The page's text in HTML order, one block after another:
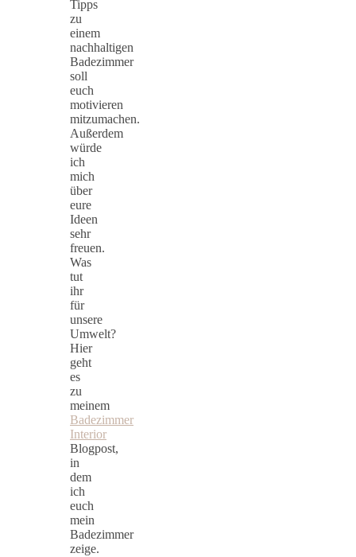
Tipps
zu
einem
nachhaltigen
Badezimmer
soll
euch
motivieren
mitzumachen.
Außerdem
würde
ich
mich
über
eure
Ideen
sehr
freuen.
Was
tut
ihr
für
unsere
Umwelt?
Hier
geht
es
zu
meinem
Badezimmer
Interior
Blogpost,
in
dem
ich
euch
mein
Badezimmer
zeige.